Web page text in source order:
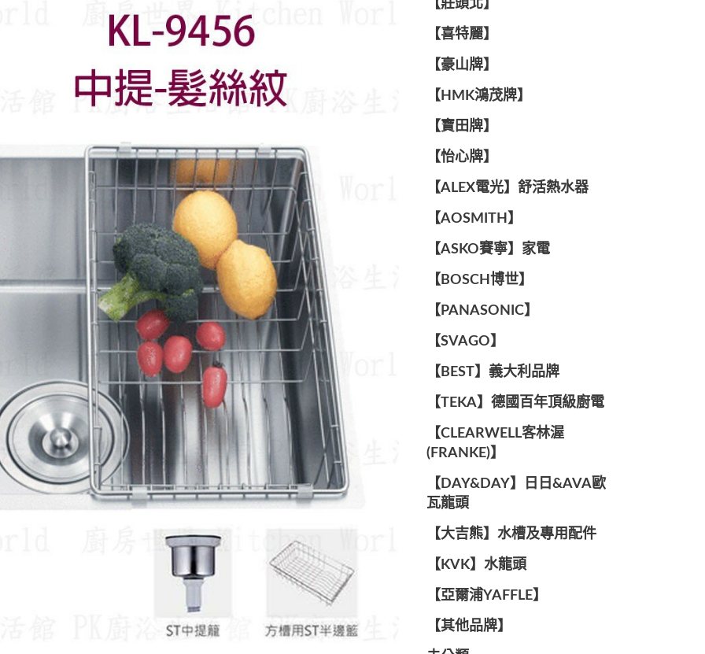
【莊頭北】
【喜特麗】
【豪山牌】
【HMK鴻茂牌】
【寶田牌】
️【怡心牌】️
️️【ALEX電光】舒活熱水器️️
【AOSMITH】
【ASKO賽寧】家電
【BOSCH博世】
️【PANASONIC】️
️【SVAGO】️
️【BEST】️義大利品牌
️【TEKA】️德國百年頂級廚電
️【CLEARWELL客林渥
(FRANKE)】️
️【DAY&DAY】️日日&AVA歐
瓦龍頭
【大吉熊】水槽及專用配件
️【KVK】水龍頭️
【亞爾浦YAFFLE】
️【其他品牌】️